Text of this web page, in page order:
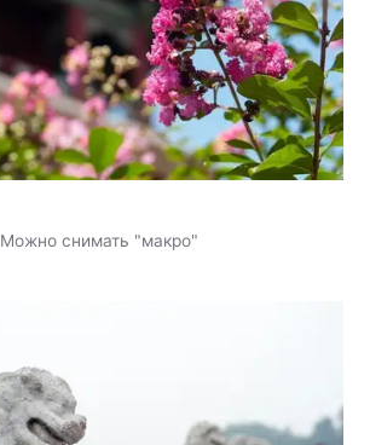
Можно снимать "макро"